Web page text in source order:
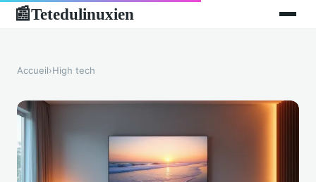
📰Tetedulinuxien
Accueil›High tech